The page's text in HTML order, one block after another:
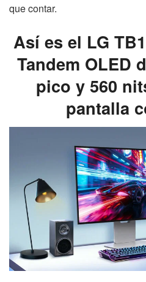
que contar.
Así es el LG
Tandem OLED
pico y 560
pantalla